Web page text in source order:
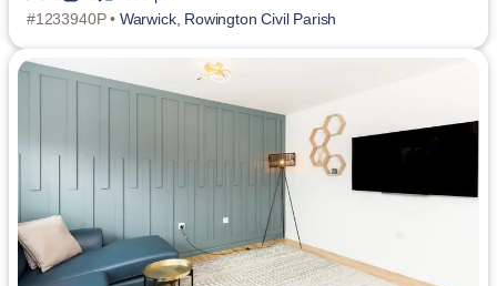
#1233940P • Warwick, Rowington Civil Parish